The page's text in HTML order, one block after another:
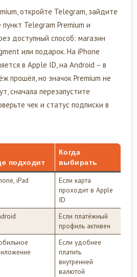
откройте Telegram, зайдите
Telegram Premium и
доступный способ: магазин
или подарок. На iPhone
в Apple ID, на Android – в
прошёл, но значок Premium не
сначала перезапустите
чек и статус подписки в
подходит
Когда
выбирать
iPad
Если карта
проходит в Apple
ID
Если платёжный
профиль активен
Если удобнее
платить
внутренней
валютой